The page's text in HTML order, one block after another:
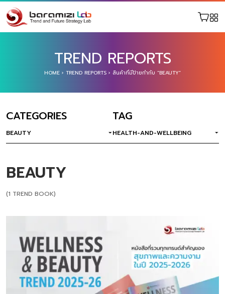
TREND REPORTS
HOME › TREND REPORTS › สินค้าที่มีป้ายกำกับ “BEAUTY”
CATEGORIES
BEAUTY
TAG
HEALTH-AND-WELLBEING
BEAUTY
(1 TREND BOOK)